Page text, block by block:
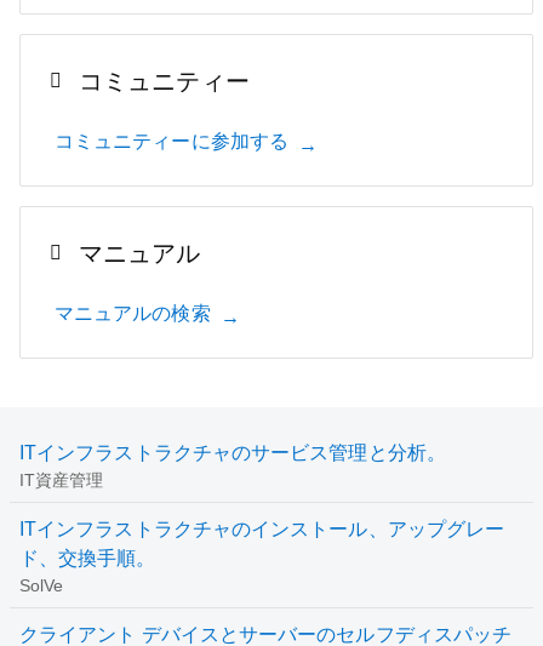
コミュニティー
コミュニティーに参加する
マニュアル
マニュアルの検索
ITインフラストラクチャのサービス管理と分析。
IT資産管理
ITインフラストラクチャのインストール、アップグレー
ド、交換手順。
SolVe
クライアント デバイスとサーバーのセルフディスパッチ